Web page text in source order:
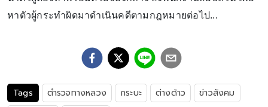
หาตัวผู้กระทำผิดมาดำเนินคดีตามกฎหมายต่อไป...
Tags ตำรวจทางหลวง กระบะ ต่างด้าว
ข่าวสังคม